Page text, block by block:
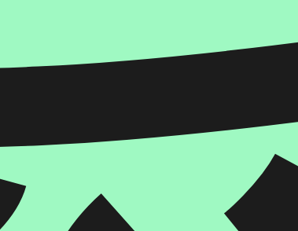
איזה פורמט בא לך?